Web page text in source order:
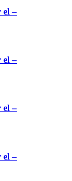
el –
el –
el –
el –